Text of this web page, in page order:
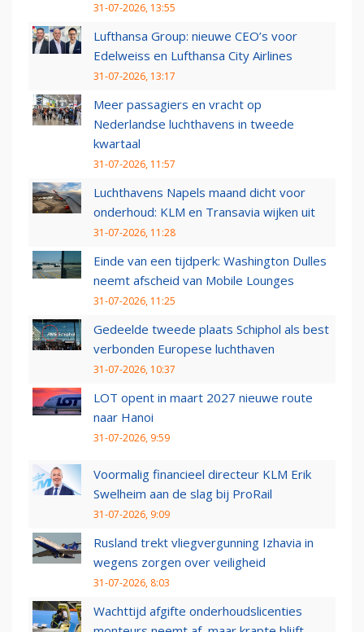
31-07-2026, 13:55
Lufthansa Group: nieuwe CEO’s voor
Edelweiss en Lufthansa City Airlines
31-07-2026, 13:17
Meer passagiers en vracht op
Nederlandse luchthavens in tweede
kwartaal
31-07-2026, 11:57
Luchthavens Napels maand dicht voor
onderhoud: KLM en Transavia wijken uit
31-07-2026, 11:28
Einde van een tijdperk: Washington Dulles
neemt afscheid van Mobile Lounges
31-07-2026, 11:25
Gedeelde tweede plaats Schiphol als best
verbonden Europese luchthaven
31-07-2026, 10:37
LOT opent in maart 2027 nieuwe route
naar Hanoi
31-07-2026, 9:59
Voormalig financieel directeur KLM Erik
Swelheim aan de slag bij ProRail
31-07-2026, 9:09
Rusland trekt vliegvergunning Izhavia in
wegens zorgen over veiligheid
31-07-2026, 8:03
Wachttijd afgifte onderhoudslicenties